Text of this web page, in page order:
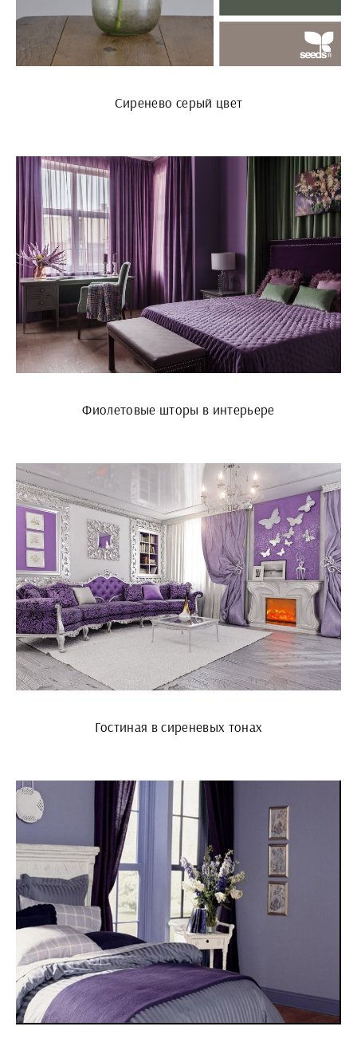
Сиренево серый цвет
Фиолетовые шторы в интерьере
Гостиная в сиреневых тонах